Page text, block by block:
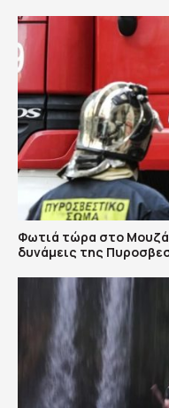
Φωτιά τώρα στο
δυνάμεις της